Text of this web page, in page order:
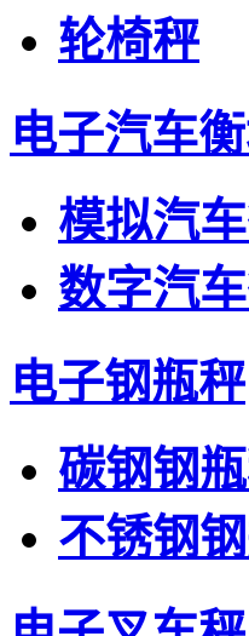
轮椅秤
电子汽车
模拟汽
数字汽
电子钢瓶秤
碳钢钢
不锈钢